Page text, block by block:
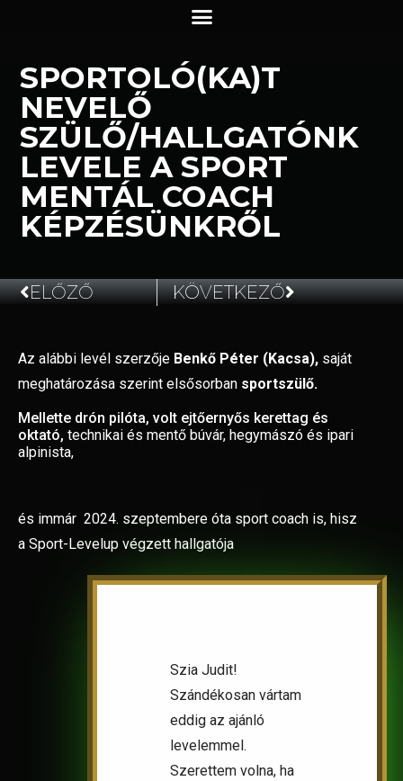
SPORTOLÓ(KA)T
NEVELŐ
SZÜLŐ/HALLGATÓNK
LEVELE A SPORT
MENTÁL COACH
KÉPZÉSÜNKRŐL
2024.12.07.
ELŐZŐ KÖVETKEZŐ
Az alábbi levél szerzője Benkő Péter (Kacsa), saját
meghatározása szerint elsősorban sportszülő.
Mellette drón pilóta, volt ejtőernyős kerettag és
oktató, technikai és mentő búvár, hegymászó és ipari
alpinista,
és immár 2024. szeptembere óta sport coach is, hisz
a Sport-Levelup végzett hallgatója
Szia Judit!
Szándékosan vártam
eddig az ajánló
levelemmel.
Szerettem volna, ha